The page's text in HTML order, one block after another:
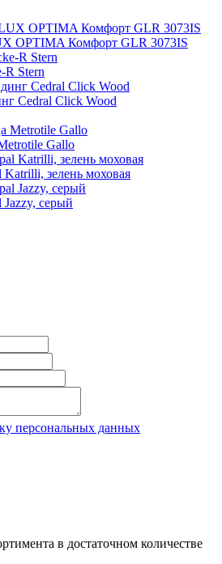
OPTIMA Комфорт GLR 3073IS
R Stern
Cedral Click Wood
Gallo
Katrilli, зелень моховая
Jazzy, серый
персональных данных
в достаточном количестве